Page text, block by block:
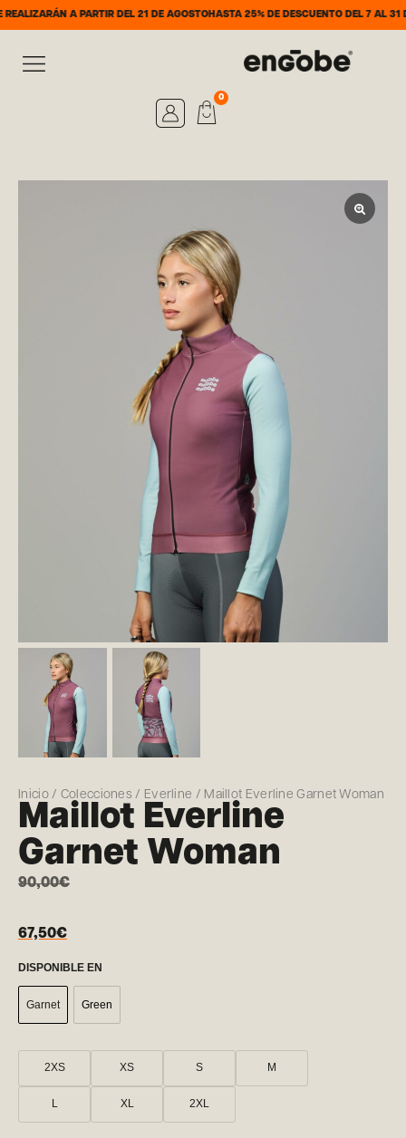
A PARTIR DEL 21 DE AGOSTOHASTA 25% DE DESCUENTO DEL 7 AL 31 DE
0
Inicio/ Colecciones / Everline / Maillot Everline Garnet Woman
Maillot Everline
Garnet Woman
90,00€
67,50€
DISPONIBLE EN
Garnet Green
2XS XS S M
L XL 2XL